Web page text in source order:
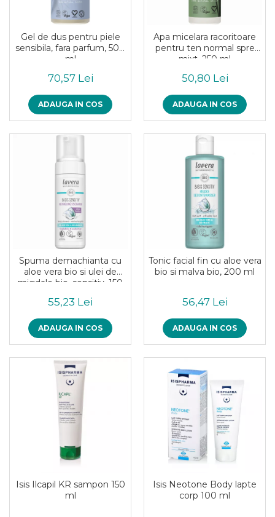
Mixuri bio si blaturi
Ciocolata, cacao si cafea
Ciocolata bio
Condimente si supe bio
Condimente bio
Mancare asiatica bio
Sare si mixuri de sare
Dulceata si creme bio
Compoturi bio
Creme bio din nuci si alune
Gemuri si dulceata bio
Dulciuri si batoane bio
Batoane bio cu fructe
Biscuiti si napolitane bio
Guma de mestecat bio
Sticksuri, chipsuri si covrigei
Fructe, nuci, alune si seminte
Fructe bio uscate
Nuci si alune bio
Seminte bio pentru germinat
Gel de dus pentru piele
sensibila, fara parfum, 500
ml
70,57 Lei
ADAUGA IN COS
Apa micelara racoritoare
pentru ten normal spre
mixt, 250 ml
50,80 Lei
ADAUGA IN COS
Spuma demachianta cu
aloe vera bio si ulei de
migdale bio, sensitiv, 150
55,23 Lei
ADAUGA IN COS
Tonic facial fin cu aloe vera
bio si malva bio, 200 ml
56,47 Lei
ADAUGA IN COS
Isis Ilcapil KR sampon 150
ml
Isis Neotone Body lapte
corp 100 ml